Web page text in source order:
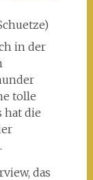
in der
tolle
hat die
das